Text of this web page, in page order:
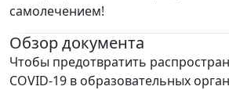
самолечением!
Обзор документа
Чтобы предотвратить
COVID-19 в образовательных